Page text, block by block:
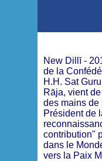
New Dillī -
de la
H.H. Sat
Rāja, vient
des mains de
Président de
contribution"
dans le
vers la Paix